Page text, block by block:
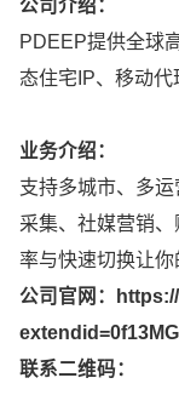
公司介绍：
PDEEP提供全球
态住宅IP、移动代
业务介绍：
支持多城市、多
采集、社媒营销
率与快速切换让你
公司官网：
联系二维码：